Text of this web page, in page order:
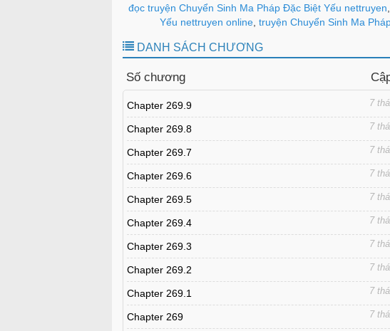
đọc truyện Chuyển Sinh Ma Pháp Đặc Biệt Yếu nettruyen
Yếu nettruyen online, truyện Chuyển Sinh Ma
DANH SÁCH CHƯƠNG
Số chương
Chapter 269.9 7
Chapter 269.8 7
Chapter 269.7 7
Chapter 269.6 7
Chapter 269.5 7
Chapter 269.4 7
Chapter 269.3 7
Chapter 269.2 7
Chapter 269.1 7
Chapter 269 7